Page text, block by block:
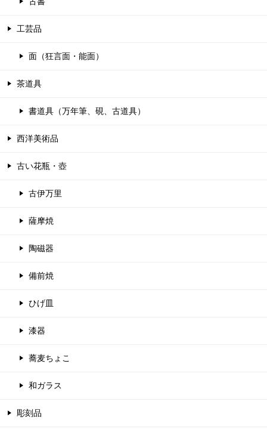
工芸品
面（狂言面・能面）
茶道具
書道具（万年筆、硯、古道具）
西洋美術品
古い花瓶・壺
古伊万里
薩摩焼
陶磁器
備前焼
ひげ皿
漆器
蕎麦ちょこ
和ガラス
彫刻品